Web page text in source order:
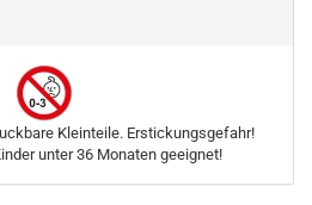
Kleinteile. Erstickungsgefahr!
unter 36 Monaten geeignet!